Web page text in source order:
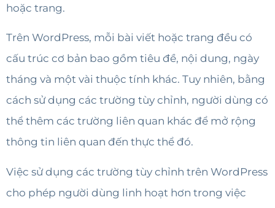
hoặc trang.
Trên WordPress, mỗi bài viết hoặc trang đều có
cấu trúc cơ bản bao gồm tiêu đề, nội dung, ngày
tháng và một vài thuộc tính khác. Tuy nhiên, bằng
cách sử dụng các trường tùy chỉnh, người dùng có
thể thêm các trường liên quan khác để mở rộng
thông tin liên quan đến thực thể đó.
Việc sử dụng các trường tùy chỉnh trên WordPress
cho phép người dùng linh hoạt hơn trong việc